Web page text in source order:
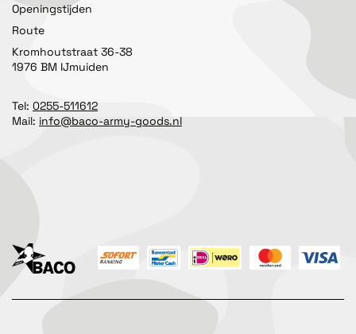
Openingstijden
Route
Kromhoutstraat 36-38
1976 BM IJmuiden
Tel: 0255-511612
Mail: info@baco-army-goods.nl